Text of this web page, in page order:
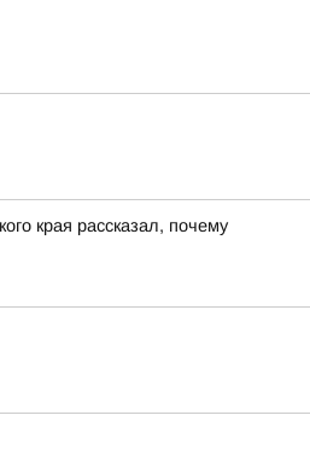
края рассказал, почему